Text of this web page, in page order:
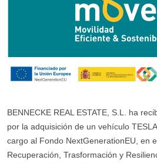
BENNECKE REAL ESTATE, S.L. ha
por la adquisición de un vehículo
cargo al Fondo NextGenerationEU, en
Recuperación, Trasformación y